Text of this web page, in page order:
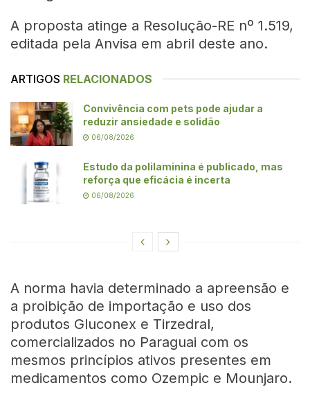
A proposta atinge a Resolução-RE nº 1.519,
editada pela Anvisa em abril deste ano.
ARTIGOS RELACIONADOS
Convivência com pets pode ajudar a
reduzir ansiedade e solidão
06/08/2026
Estudo da polilaminina é publicado, mas
reforça que eficácia é incerta
06/08/2026
A norma havia determinado a apreensão e
a proibição de importação e uso dos
produtos Gluconex e Tirzedral,
comercializados no Paraguai com os
mesmos princípios ativos presentes em
medicamentos como Ozempic e Mounjaro.